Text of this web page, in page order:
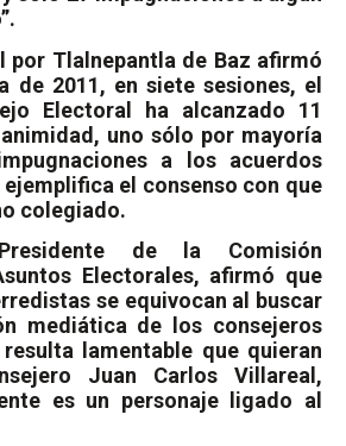
por Tlalnepantla de Baz afirmó
de 2011, en siete sesiones, el
Electoral ha alcanzado 11
uno sólo por mayoría
a los acuerdos
el consenso con que
colegiado.
de la Comisión
Electorales, afirmó que
se equivocan al buscar
mediática de los consejeros
resulta lamentable que quieran
Juan Carlos Villareal,
es un personaje ligado al